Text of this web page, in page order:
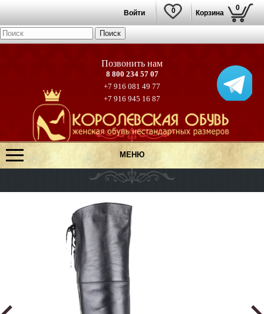
Корзина
0
0
Войти
8 800 234 57 07
+7 916 081 49 77
+7 916 945 16 87
МЕНЮ